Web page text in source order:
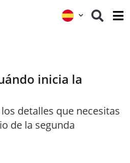
inicia la
detalles que necesitas
de la segunda